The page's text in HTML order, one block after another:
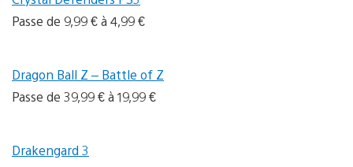
Passe de 9,99 € à 4,99 €
Dragon Ball Z – Battle of Z
Passe de 39,99 € à 19,99 €
Drakengard 3